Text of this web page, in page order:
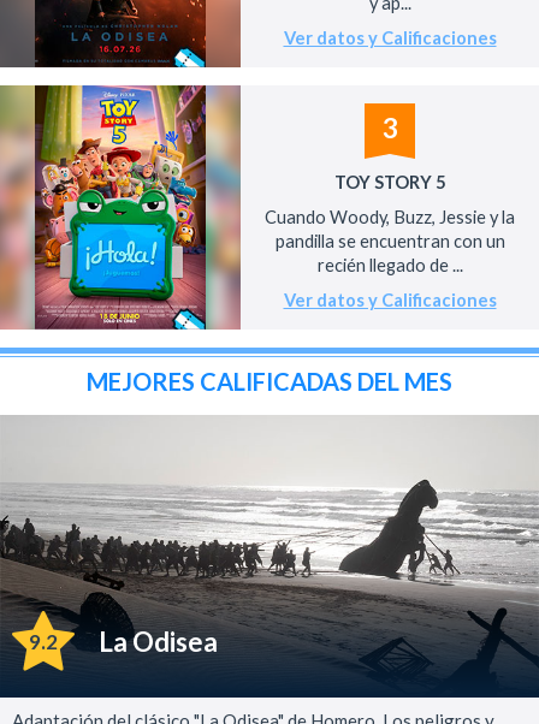
Ver datos y Calificaciones
3
TOY STORY 5
Cuando Woody, Buzz, Jessie y la
pandilla se encuentran con un
recién llegado de ...
Ver datos y Calificaciones
MEJORES CALIFICADAS DEL MES
9.2 La Odisea